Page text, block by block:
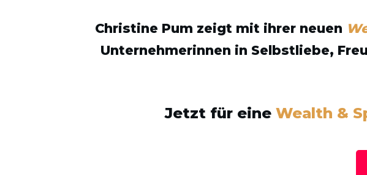
Christine Pum zeigt mit ihrer neuen
Unternehmerinnen in Selbstliebe,
Jetzt für eine Wealth &